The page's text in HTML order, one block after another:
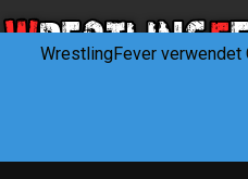
WrestlingFever